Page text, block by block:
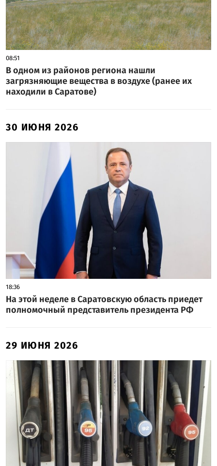
08:51
В одном из районов региона нашли
загрязняющие вещества в воздухе (ранее их
находили в Саратове)
30 ИЮНЯ 2026
18:36
На этой неделе в Саратовскую область приедет
полномочный представитель президента РФ
29 ИЮНЯ 2026